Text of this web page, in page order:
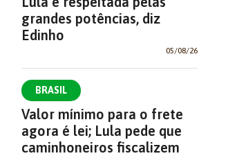
grandes potências, diz
Edinho
05/08/26
BRASIL
Valor mínimo para o frete
agora é lei; Lula pede que
caminhoneiros fiscalizem